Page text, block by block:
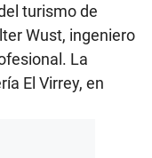
turismo de
Wust, ingeniero
La
El Virrey, en